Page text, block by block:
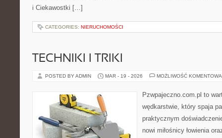
i Ciekawostki […]
CATEGORIES: NIERUCHOMOŚCI
TECHNIKI I TRIKI
POSTED BY ADMIN MAR - 19 - 2026 MOŻLIWOŚĆ
Pzwpajeczno.com.pl to
wędkarstwie, który spaja
praktycznym
nowi miłośnicy łowienia